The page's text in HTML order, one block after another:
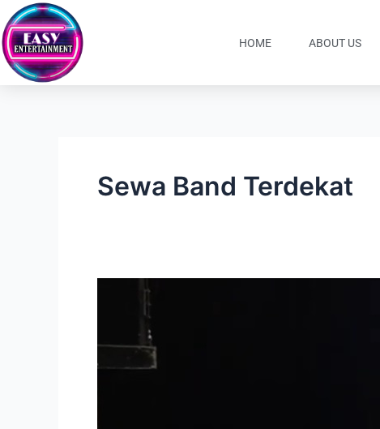
Lewati
ke
konten
HOME ABOUT US
Sewa Band Terdekat
Acara
Launching